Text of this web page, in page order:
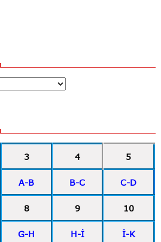
3 4 5
A-B B-C C-D
8 9 10
G-H H-İ İ-K